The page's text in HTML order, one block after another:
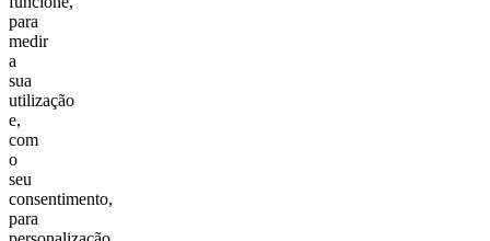
para
medir
a
sua
utilização
e,
com
o
seu
consentimento,
para